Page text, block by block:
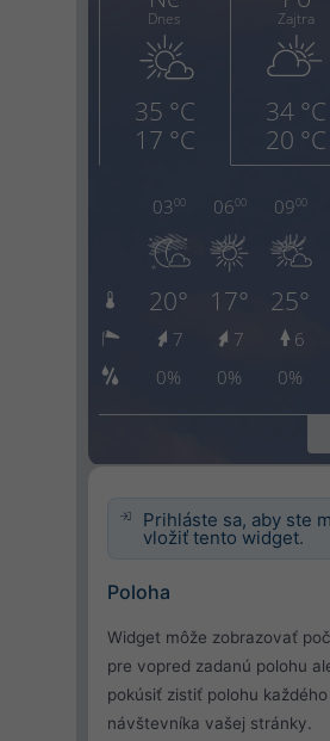
Prihláste sa, aby ste
vložiť tento widget.
Poloha
Widget môže zobrazovať
pre vopred zadanú polohu
pokúsiť zistiť polohu každého
návštevníka vašej stránky.